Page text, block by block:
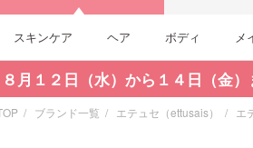
スキンケア ヘア ボディ メ
８月１２日（水）から１４日（金
ブランド一覧 エテュセ（ettusais） エ